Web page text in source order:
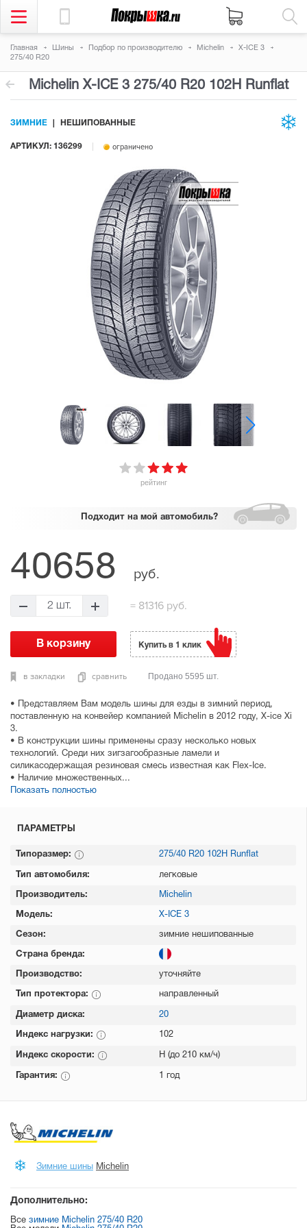
Главная Шины Подбор по производителю Michelin
X-ICE 3
275/40 R20
Michelin X-ICE 3 275/40 R20 102H Runflat
рейтинг
АРТИКУЛ: 136299 ограничено
ЗИМНИЕ НЕШИПОВАННЫЕ
Подходит на мой автомобиль?
• Представляем Вам модель шины для езды в зимний период,
поставленную на конвейер компанией Michelin в 2012 году, X-ice Xi
3.
• В конструкции шины применены сразу несколько новых
технологий. Среди них зигзагообразные ламели и
силикасодержащая резиновая смесь известная как Flex-Ice.
• Наличие множественных...
Показать полностью
40658 руб.
2 шт. = 81316 руб.
в закладки сравнить
Купить в 1 клик
Продано 5595 шт.
ПАРАМЕТРЫ
Типоразмер: 275/40 R20 102H Runflat
Тип автомобиля: легковые
Производитель: Michelin
Модель: X-ICE 3
Сезон: зимние нешипованные
Страна бренда:
Производство: уточняйте
Тип протектора: направленный
Диаметр диска: 20
Индекс нагрузки: 102
Индекс скорости: H (до 210 км/ч)
Гарантия: 1 год
Зимние шины Michelin
Дополнительно:
Все зимние Michelin 275/40 R20